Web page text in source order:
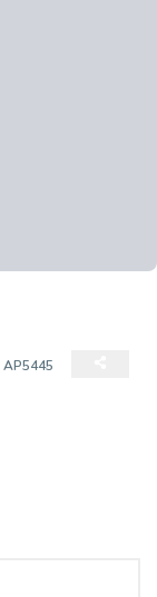
AP5445